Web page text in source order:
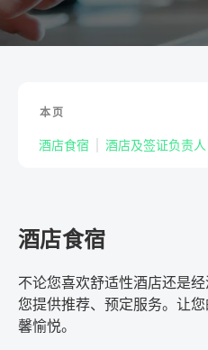
本页
酒店食宿 酒店及签证负责人
酒店食宿
不论您喜欢舒适性酒店还是
您提供推荐、预定服务。让
馨愉悦。